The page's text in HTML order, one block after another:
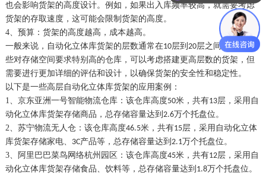
也会影响货架的高度设计。例如，如果出入库频率较高，就需要考虑
货架的存取速度，这可能会限制货架的高度。
4、预算：货架的高度越高，成本越高。
一般来说，自动化立体库货架的层数通常在10层到 20层之间。对于一
些对存储空间要求特别高的仓库，可以考虑搭建更高层数的货架，但
需要进行更加详细的评估和设计，以确保货架的安全性和稳定性。
以下是一些高层自动化立体库货架的应用案例：
1、京东亚洲一号智能物流仓库：该仓库高度50米，共有13层，采用自
动化立体库货架存储商品，总存储容量达到 2.6万个托盘位。
2、苏宁物流无人仓：该仓库高度46.5米，共有15层，采用自动化立体
库货架存储家电、 3C产品等，总存储容量达到 2.1万个托盘位。
3、阿里巴巴菜鸟网络杭州园区：该仓库高度45米，共有12层，采用自
动化立体库货架存储食品、饮料等，总存储容量达到 1.8万个托盘位。